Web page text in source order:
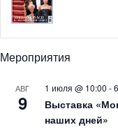
175-метровая
крупные яхты
Яхта отличается
пространством,
Мероприятия
АВГ
9
1 июля @ 10:00 -
Выставка
наших дней»